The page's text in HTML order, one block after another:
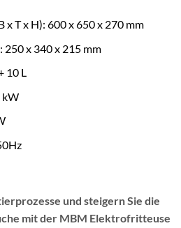
x T x H): 600 x 650 x 270 mm
250 x 340 x 215 mm
10 L
kW
und steigern Sie die
mit der MBM Elektrofritteuse